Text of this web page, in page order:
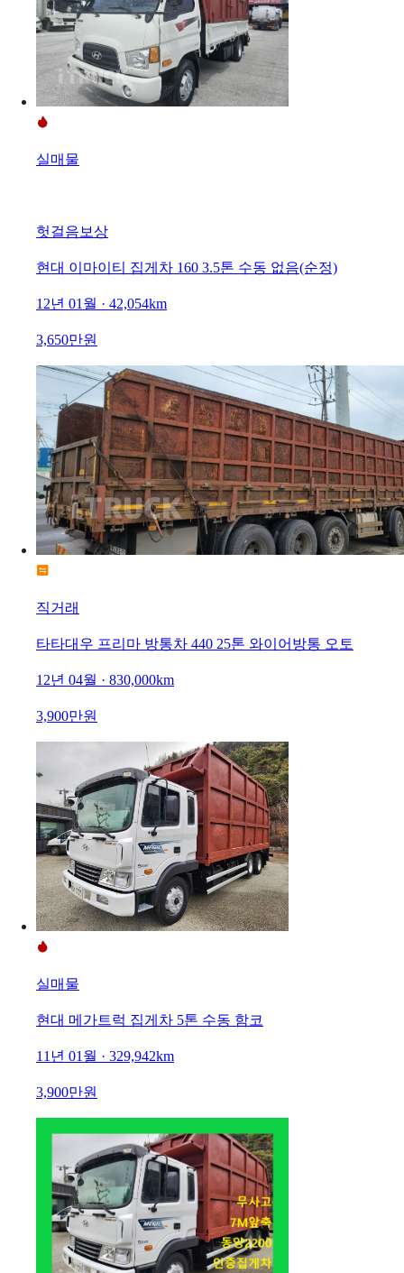
실매물
헛걸음보상
현대 이마이티 집게차 160 3.5톤 수동 없음(순정)
12년 01월 · 42,054km
3,650만원
직거래
타타대우 프리마 방통차 440 25톤 와이어방통 오토
12년 04월 · 830,000km
3,900만원
실매물
현대 메가트럭 집게차 5톤 수동 함코
11년 01월 · 329,942km
3,900만원